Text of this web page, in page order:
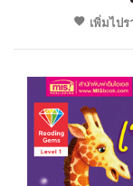
เพิ่มไป